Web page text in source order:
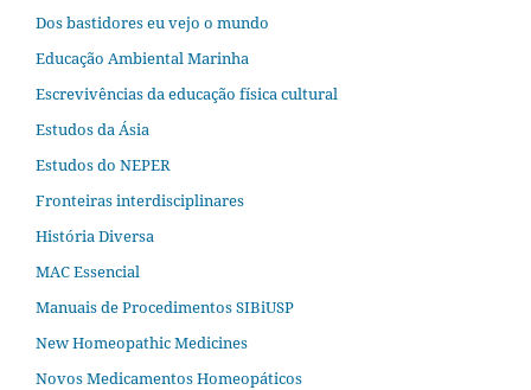
Dos bastidores eu vejo o mundo
Educação Ambiental Marinha
Escrevivências da educação física cultural
Estudos da Ásia​
Estudos do NEPER
Fronteiras interdisciplinares
História Diversa
MAC Essencial
Manuais de Procedimentos SIBiUSP
New Homeopathic Medicines
Novos Medicamentos Homeopáticos